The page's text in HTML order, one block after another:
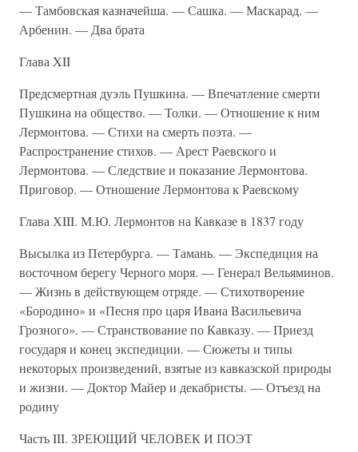
— Тамбовская казначейша. — Сашка. — Маскарад. —
Арбенин. — Два брата
Глава XII
Предсмертная дуэль Пушкина. — Впечатление смерти
Пушкина на общество. — Толки. — Отношение к ним
Лермонтова. — Стихи на смерть поэта. —
Распространение стихов. — Арест Раевского и
Лермонтова. — Следствие и показание Лермонтова.
Приговор. — Отношение Лермонтова к Раевскому
Глава ХIII. М.Ю. Лермонтов на Кавказе в 1837 году
Высылка из Петербурга. — Тамань. — Экспедиция на
восточном берегу Черного моря. — Генерал Вельяминов.
— Жизнь в действующем отряде. — Стихотворение
«Бородино» и «Песня про царя Ивана Васильевича
Грозного». — Странствование по Кавказу. — Приезд
государя и конец экспедиции. — Сюжеты и типы
некоторых произведений, взятые из кавказской природы
и жизни. — Доктор Майер и декабристы. — Отъезд на
родину
Часть III. ЗРЕЮЩИЙ ЧЕЛОВЕК И ПОЭТ